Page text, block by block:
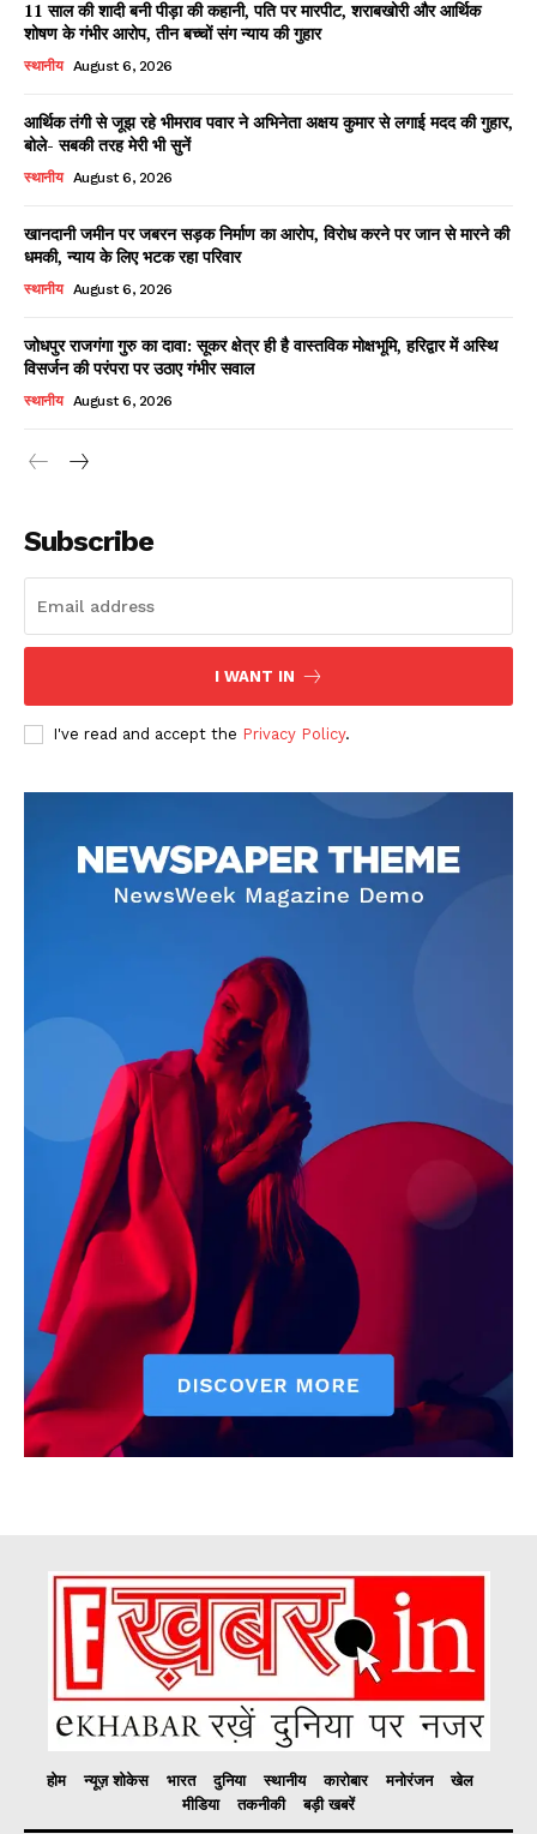
Contact us
Subscription Plans
My account
11 साल की शादी बनी पीड़ा की कहानी, पति पर मारपीट, शराबखोरी और आर्थिक
शोषण के गंभीर आरोप, तीन बच्चों संग न्याय की गुहार
स्थानीय August 6, 2026
आर्थिक तंगी से जूझ रहे भीमराव पवार ने अभिनेता अक्षय कुमार से लगाई मदद की गुहार,
बोले- सबकी तरह मेरी भी सुनें
स्थानीय August 6, 2026
खानदानी जमीन पर जबरन सड़क निर्माण का आरोप, विरोध करने पर जान से मारने की
धमकी, न्याय के लिए भटक रहा परिवार
स्थानीय August 6, 2026
जोधपुर राजगंगा गुरु का दावा: सूकर क्षेत्र ही है वास्तविक मोक्षभूमि, हरिद्वार में अस्थि
विसर्जन की परंपरा पर उठाए गंभीर सवाल
स्थानीय August 6, 2026
Subscribe
I WANT IN
I've read and accept the Privacy Policy.
होम न्यूज़ शोकेस भारत दुनिया स्थानीय कारोबार मनोरंजन
खेल
मीडिया
तकनीकी बड़ी खबरें